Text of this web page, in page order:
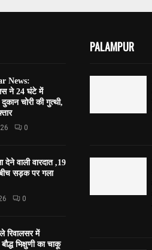
News:
ने 24 घंटे में
चोरी की गुत्थी,
0
देने वाली वारदात ,19
बीच सड़क पर गला
0
रिवालसर में
भिक्षुणी का चाकू
PALAMPUR